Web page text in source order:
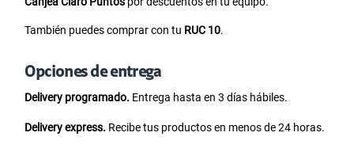
También puedes comprar con tu RUC 10.
Opciones de entrega
Delivery programado. Entrega hasta en 3 días hábiles.
Delivery express. Recibe tus productos en menos de 24 horas.